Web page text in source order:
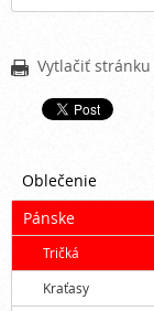
 Vytlačiť stránku
Oblečenie
Pánske
Tričká
Kraťasy